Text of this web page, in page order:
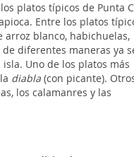
platos típicos de Punta
Entre los platos
arroz blanco, habichuelas,
diferentes maneras ya
Uno de los platos más
diabla(con picante).
los calamanres y las